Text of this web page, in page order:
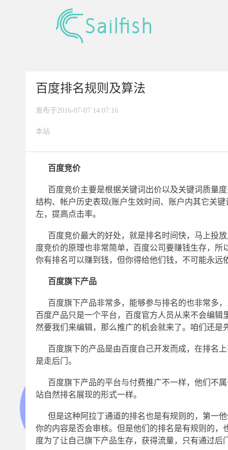
百度排名规则及算法
发布于2016-07-07 14:07:16
本站
百度竞价
百度竞价主要是根据关键词出价以及关键词质量
结构、帐户历史表现(账户生效时间、账户内其它关
左，提高点击率。
百度竞价最大的好处，就是排名时间快，马上投
度竞价的原理也非常简单，百度公司要赚钱生存，
你有排名可以赚到钱，但你得给他们钱，不可能永
百度旗下产品
百度旗下产品非常多，能够参与排名的也非常多
百度产品只是一个平台，百度官方人员从来不会编
然要我们来编辑，那么推广的机会就来了。咱们还是
百度旗下的产品是由百度自己开发而成，在排名
是走后门。
百度旗下产品的平台与付费推广不一样，他们不
站自然排名展现的形式一样。
但是这种阿拉丁通道的排名也是有规则的，第一
你的内容是否会审核。但是他们的排名是有规则的
度为了让自己旗下产品生存，获得流量，只有通过